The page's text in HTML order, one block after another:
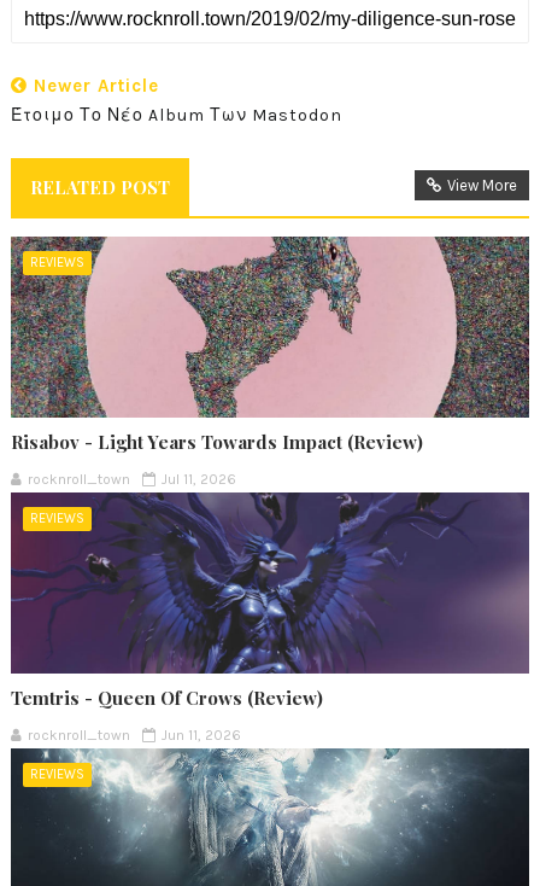
Newer Article
Έτοιμο Το Νέο Album Των Mastodon
RELATED POST View More
REVIEWS
Risabov - Light Years Towards Impact (Review)
rocknroll_town Jul 11, 2026
REVIEWS
Temtris - Queen Of Crows (Review)
rocknroll_town Jun 11, 2026
REVIEWS